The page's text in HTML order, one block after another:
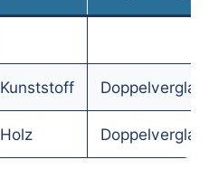
Kunststoff
Holz